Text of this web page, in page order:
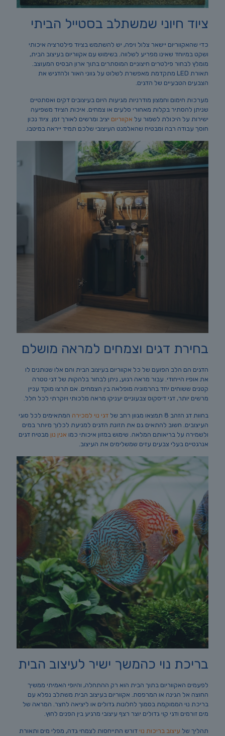
ציוד חיוני שמשתלב בסטייל הביתי
כדי שהאקווריום יישאר צלול ויפה, יש להשתמש בציוד פילטרציה איכותי
ושקט במיוחד שאינו מפריע לשלווה. בשימוש עם אקווריום בעיצוב הבית,
מומלץ לבחור פילטרים חיצוניים המוסתרים בתוך ארון הבסיס המעוצב.
תאורת LED מתקדמת מאפשרת לשלוט על גווני האור ולהדגיש את
הצבעים הטבעיים של הדגים.
מערכות חימום וחמצון מודרניות מגיעות היום בעיצובים דקים ואסתטיים
שניתן להסתיר בקלות מאחורי סלעים או צמחים. איכות הציוד משפיעה
ישירות על היכולת לשמור על אקווריום יציב ומרשים לאורך זמן. ציוד נכון
חוסך עבודה רבה ומבטיח שהאלמנט העיצובי שלכם תמיד ייראה במיטבו.
בחירת דגים וצמחים למראה מושלם
הדגים הם הלב הפועם של כל אקווריום בעיצוב הבית והם אלו שנותנים לו
את אופיו הייחודי. עבור מראה רגוע, ניתן לבחור בלהקות של דגי טטרה
קטנים ששוחים יחד בהרמוניה מופלאה בין הצמחים. אם תרצו מוקד עניין
מרשים יותר, דגי דיסקוס צבעוניים יעניקו מראה מלכותי ויוקרתי לכל חלל.
בחוות דג הזהב 8 תמצאו מגוון רחב של דגי נוי למכירה המתאימים לכל סוגי
העיצובים. חשוב להתאים גם את תזונת הדגים למניעת לכלוך מיותר במים
ולשמירה על בריאותם המלאה. שימוש במזון איכותי כמו אנין נון מבטיח דגים
אנרגטיים בעלי צבעים עזים שמשלימים את העיצוב.
בריכת נוי כהמשך ישיר לעיצוב הבית
לפעמים האקווריום בתוך הבית הוא רק ההתחלה, והיופי האמיתי ממשיך
החוצה אל הגינה או המרפסת. אקווריום בעיצוב הבית משתלב נפלא עם
בריכת נוי הממוקמת בסמוך לחלונות גדולים או ליציאה לחצר. המראה של
מים זורמים ודגי קוי גדולים יוצר רצף עיצובי מרגיע בין הפנים לחוץ.
תהליך של עיצוב בריכות נוי דורש התייחסות לצמחי גדה, מפלי מים ותאורת